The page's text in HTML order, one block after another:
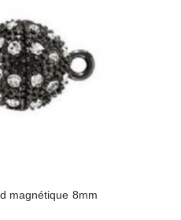
magnétique 8mm